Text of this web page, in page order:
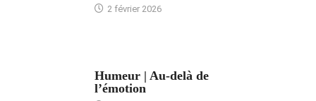
2 février 2026
Humeur | Au-delà de
l’émotion